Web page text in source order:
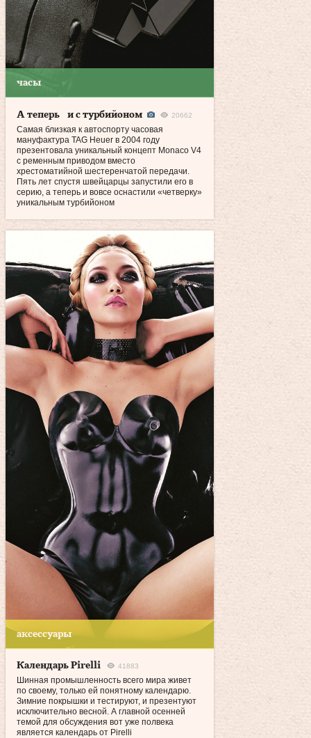
часы
А теперь и с турбийоном 20662
Самая близкая к автоспорту часовая
мануфактура TAG Heuer в 2004 году
презентовала уникальный концепт Monaco V4
с ременным приводом вместо
хрестоматийной шестеренчатой передачи.
Пять лет спустя швейцарцы запустили его в
серию, а теперь и вовсе оснастили «четверку»
уникальным турбийоном
аксессуары
Календарь Pirelli 41883
Шинная промышленность всего мира живет
по своему, только ей понятному календарю.
Зимние покрышки и тестируют, и презентуют
исключительно весной. А главной осенней
темой для обсуждения вот уже полвека
является календарь от Pirelli